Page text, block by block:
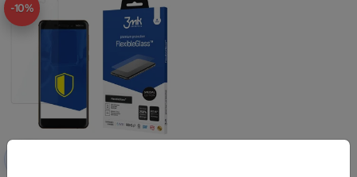
-10%